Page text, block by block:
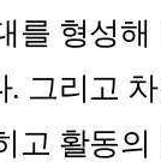
를 형성해
. 그리고
고 활동의